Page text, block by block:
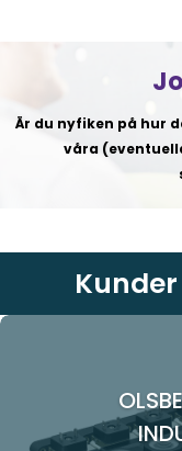
Är du nyfiken på hur
våra